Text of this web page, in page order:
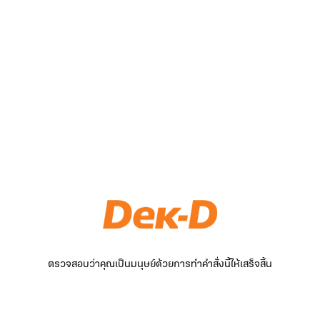
ตรวจสอบว่าคุณเป็นมนุษย์ด้วยการทำคำสั่งนี้ให้เสร็จสิ้น